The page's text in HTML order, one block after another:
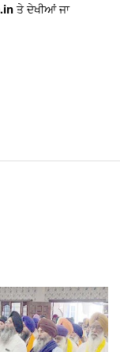
ਤੇ ਦੇਖੀਆਂ ਜਾ